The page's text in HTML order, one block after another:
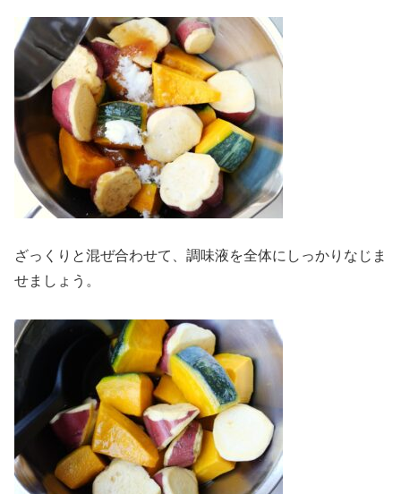
ざっくりと混ぜ合わせて、調味液を全体にしっかりなじま
せましょう。